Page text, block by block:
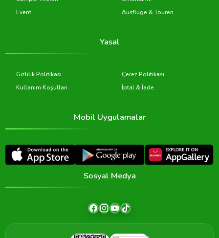
Event
Ausflüge & Touren
Yasal
Gizlilik Politikası
Çerez Politikası
Kullanım Koşulları
İptal & İade
Mobil Uygulamalar
Sosyal Medya